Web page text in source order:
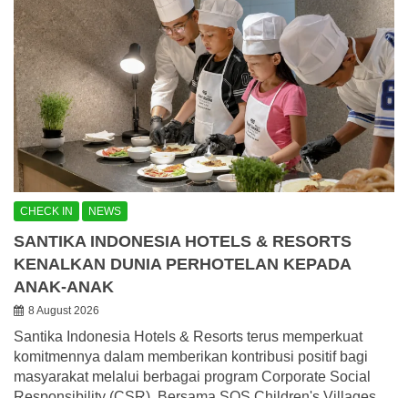
CHECK IN NEWS
SANTIKA INDONESIA HOTELS & RESORTS
KENALKAN DUNIA PERHOTELAN KEPADA
ANAK-ANAK
8 August 2026
Santika Indonesia Hotels & Resorts terus memperkuat
komitmennya dalam memberikan kontribusi positif bagi
masyarakat melalui berbagai program Corporate Social